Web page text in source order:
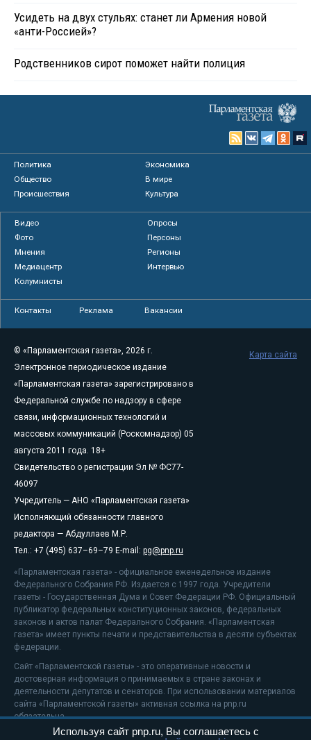
Усидеть на двух стульях: станет ли Армения новой
«анти-Россией»?
Родственников сирот поможет найти полиция
Политика
Экономика
Общество
В мире
Происшествия
Культура
Видео
Опросы
Фото
Персоны
Мнения
Регионы
Медиацентр
Интервью
Колумнисты
Контакты Реклама Вакансии
© «Парламентская газета», 2026 г.
Электронное периодическое издание
«Парламентская газета» зарегистрировано в
Федеральной службе по надзору в сфере
связи, информационных технологий и
массовых коммуникаций (Роскомнадзор) 05
августа 2011 года. 18+
Свидетельство о регистрации Эл № ФС77-
46097
Учредитель — АНО «Парламентская газета»
Исполняющий обязанности главного
редактора — Абдуллаев М.Р.
Тел.: +7 (495) 637–69–79 E-mail: pg@pnp.ru
«Парламентская газета» - официальное еженедельное издание
Федерального Собрания РФ. Издается с 1997 года. Учредители
газеты - Государственная Дума и Совет Федерации РФ. Официальный
публикатор федеральных конституционных законов, федеральных
законов и актов палат Федерального Собрания. «Парламентская
газета» имеет пункты печати и представительства в десяти субъектах
федерации.
Сайт «Парламентской газеты» - это оперативные новости и
достоверная информация о принимаемых в стране законах и
деятельности депутатов и сенаторов. При использовании материалов
сайта «Парламентской газеты» активная ссылка на pnp.ru
обязательна.
На информационном ресурсе применяютсярекомендательные
Карта сайта
Используя сайт pnp.ru, Вы соглашаетесь с